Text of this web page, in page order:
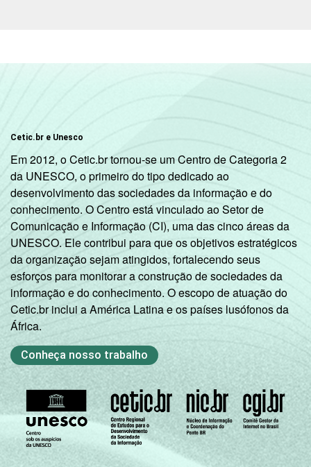
Cetic.br e Unesco
Em 2012, o Cetic.br tornou-se um Centro de Categoria 2
da UNESCO, o primeiro do tipo dedicado ao
desenvolvimento das sociedades da informação e do
conhecimento. O Centro está vinculado ao Setor de
Comunicação e Informação (CI), uma das cinco áreas da
UNESCO. Ele contribui para que os objetivos estratégicos
da organização sejam atingidos, fortalecendo seus
esforços para monitorar a construção de sociedades da
informação e do conhecimento. O escopo de atuação do
Cetic.br inclui a América Latina e os países lusófonos da
África.
Conheça nosso trabalho